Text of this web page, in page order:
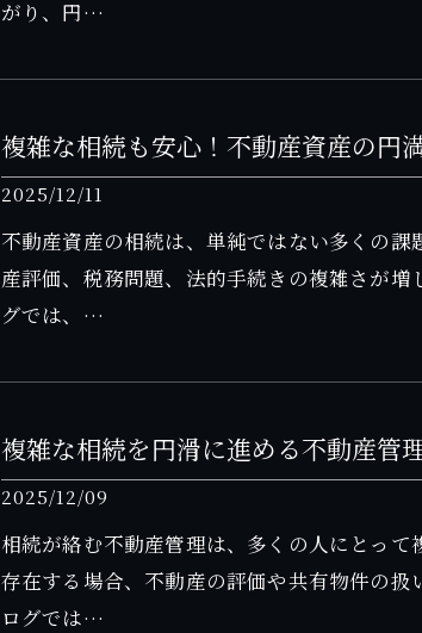
がり、円…
複雑な相続も安心！不動産資産の円
2025/12/11
不動産資産の相続は、単純ではない多くの
産評価、税務問題、法的手続きの複雑さが
グでは、…
複雑な相続を円滑に進める不動産管
2025/12/09
相続が絡む不動産管理は、多くの人にとっ
存在する場合、不動産の評価や共有物件の
ログでは…